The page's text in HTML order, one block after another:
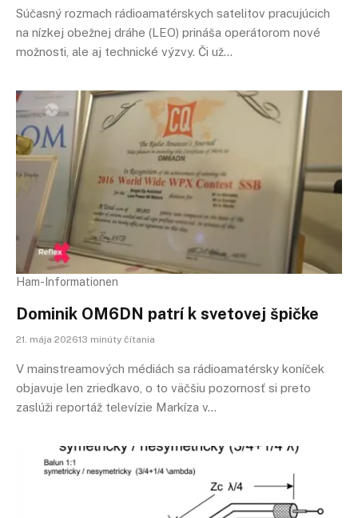
Súčasný rozmach rádioamatérskych satelitov pracujúcich
na nízkej obežnej dráhe (LEO) prináša operátorom nové
možnosti, ale aj technické výzvy. Či už…
Ham-Informationen
Dominik OM6DN patrí k svetovej špičke
21. mája 202613 minúty čítania
V mainstreamových médiách sa rádioamatérsky koníček
objavuje len zriedkavo, o to väčšiu pozornosť si preto
zaslúži reportáž televízie Markíza v…